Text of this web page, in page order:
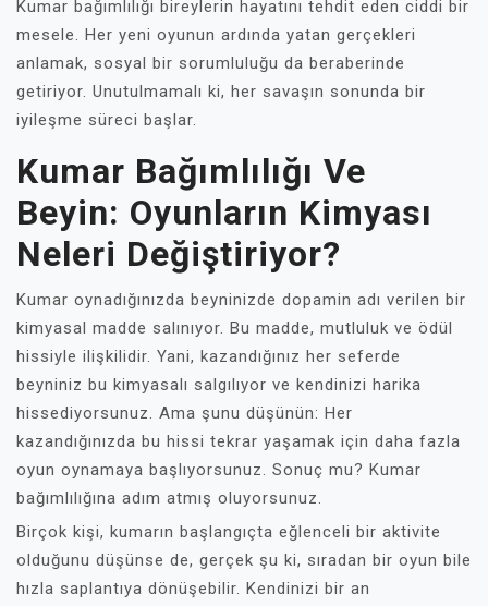
Kumar bağımlılığı bireylerin hayatını tehdit eden ciddi bir
mesele. Her yeni oyunun ardında yatan gerçekleri
anlamak, sosyal bir sorumluluğu da beraberinde
getiriyor. Unutulmamalı ki, her savaşın sonunda bir
iyileşme süreci başlar.
Kumar Bağımlılığı Ve
Beyin: Oyunların Kimyası
Neleri Değiştiriyor?
Kumar oynadığınızda beyninizde dopamin adı verilen bir
kimyasal madde salınıyor. Bu madde, mutluluk ve ödül
hissiyle ilişkilidir. Yani, kazandığınız her seferde
beyniniz bu kimyasalı salgılıyor ve kendinizi harika
hissediyorsunuz. Ama şunu düşünün: Her
kazandığınızda bu hissi tekrar yaşamak için daha fazla
oyun oynamaya başlıyorsunuz. Sonuç mu? Kumar
bağımlılığına adım atmış oluyorsunuz.
Birçok kişi, kumarın başlangıçta eğlenceli bir aktivite
olduğunu düşünse de, gerçek şu ki, sıradan bir oyun bile
hızla saplantıya dönüşebilir. Kendinizi bir an